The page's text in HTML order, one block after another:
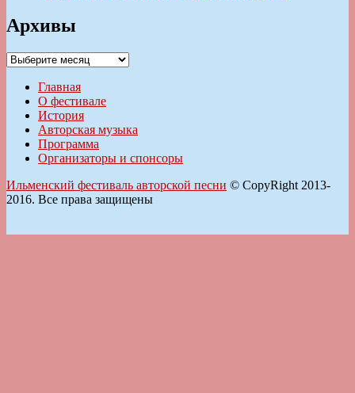
Архивы
Архивы
Главная
О фестивале
История
Авторская музыка
Программа
Организаторы и спонсоры
Ильменский фестиваль авторской песни © CopyRight 2013-
2016. Все права защищены